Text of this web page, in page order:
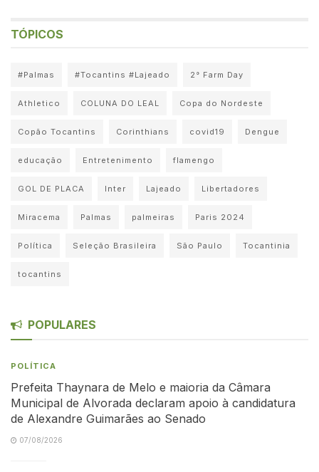
TÓPICOS
#Palmas #Tocantins #Lajeado 2° Farm Day
Athletico COLUNA DO LEAL Copa do Nordeste
Copão Tocantins Corinthians covid19 Dengue
educação Entretenimento flamengo
GOL DE PLACA Inter Lajeado Libertadores
Miracema Palmas palmeiras Paris 2024
Política Seleção Brasileira São Paulo Tocantinia
tocantins
POPULARES
POLÍTICA
Prefeita Thaynara de Melo e maioria da Câmara
Municipal de Alvorada declaram apoio à candidatura
de Alexandre Guimarães ao Senado
07/08/2026